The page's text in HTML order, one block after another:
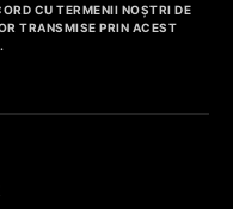
CU TERMENII NOȘTRI DE
TRANSMISE PRIN ACEST